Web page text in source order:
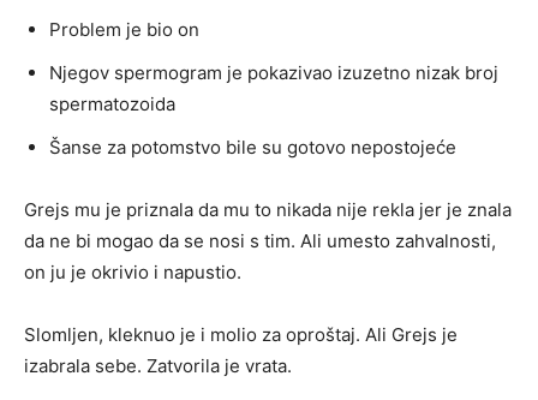
Problem je bio on
Njegov spermogram je pokazivao izuzetno nizak broj
spermatozoida
Šanse za potomstvo bile su gotovo nepostojeće
Grejs mu je priznala da mu to nikada nije rekla jer je znala
da ne bi mogao da se nosi s tim. Ali umesto zahvalnosti,
on ju je okrivio i napustio.
Slomljen, kleknuo je i molio za oproštaj. Ali Grejs je
izabrala sebe. Zatvorila je vrata.